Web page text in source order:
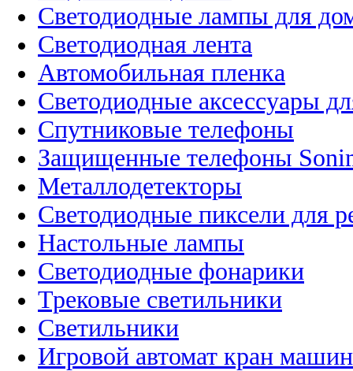
Светодиодные лампы для
Светодиодная лента
Автомобильная пленка
Светодиодные аксессуары
Спутниковые телефоны
Защищенные телефоны
Металлодетекторы
Светодиодные пиксели для
Настольные лампы
Светодиодные фонарики
Трековые светильники
Светильники
Игровой автомат кран